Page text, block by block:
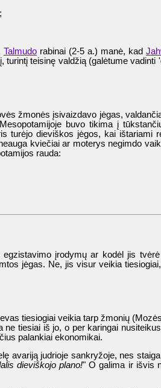
Talmudo rabinai (2-5 a.) manė, kad
turintį teisinę valdžią (galėtume
žmonės įsivaizdavo jėgas,
buvo tikima į
dieviškos jėgos, kai ištariami
kviečiai ar moterys negimdo
rauda:
įrodymų ar kodėl jis
jėgas. Ne, jis visur veikia
tiesiogiai veikia tarp žmonių
tiesiai iš jo, o per karingai
palankiai ekonomikai.
avariją judrioje sankryžoje, nes
dieviškojo plano!" O galima ir išvis